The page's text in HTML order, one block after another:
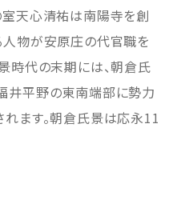
室天心清祐は南陽寺を創
物が安原庄の代官職を
時代の末期には、朝倉氏
井平野の東南端部に勢力
ます。朝倉氏景は応永11